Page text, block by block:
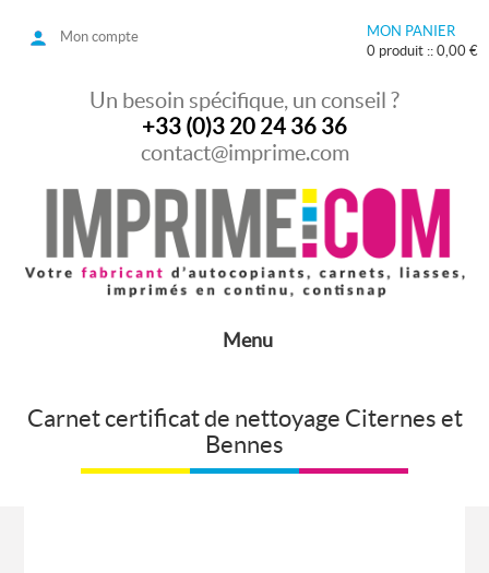
Un besoin spécifique, un conseil ?
+33 (0)3 20 24 36 36
contact@imprime.com
Mon compte
MON PANIER
0 produit :: 0,00 €
Menu
Carnet certificat de nettoyage Citernes et
Bennes